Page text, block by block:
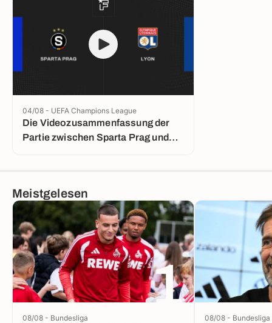
Die Videozusammenfassung der
Partie zwischen Sparta Prag und
04/08 - UEFA Champions League
Meistgelesen
1
08/08 - Bundesliga 08/08 - Bundesliga